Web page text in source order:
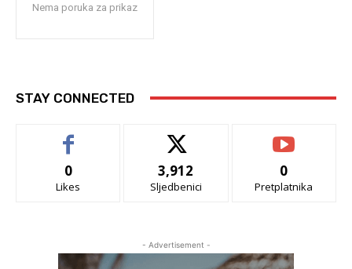
Nema poruka za prikaz
STAY CONNECTED
0
Likes
3,912
Sljedbenici
0
Pretplatnika
- Advertisement -